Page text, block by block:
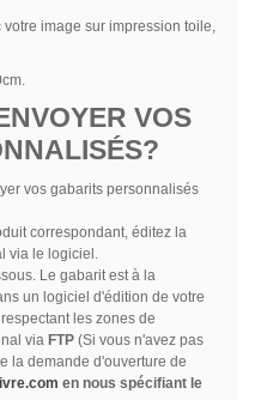
image sur impression toile,
VOS
vos gabarits personnalisés
correspondant, éditez la
via le logiciel.
Le gabarit est à la
un logiciel d'édition de votre
les zones de
via FTP(Si vous n'avez pas
la demande d'ouverture de
en nous spécifiant le